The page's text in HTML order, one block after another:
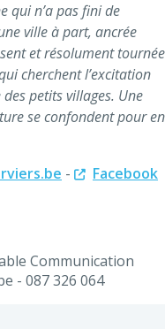
qui n’a pas fini de
ville à part, ancrée
et résolument tournée
cherchent l’excitation
petits villages. Une
se confondent pour en
-
Facebook
Communication
- 087 326 064